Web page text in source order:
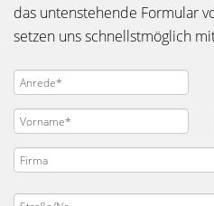
das untenstehende Formular
setzen uns schnellstmöglich